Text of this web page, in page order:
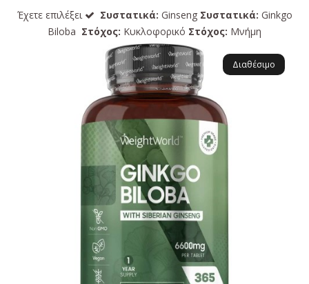
Έχετε επιλέξει Συστατικά: Ginseng Συστατικά: Ginkgo
Biloba Στόχος: Κυκλοφορικό Στόχος: Μνήμη
Διαθέσιμο